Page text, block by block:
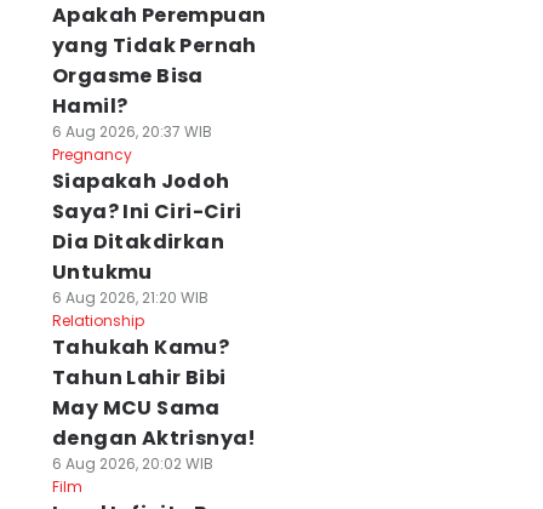
Apakah Perempuan
yang Tidak Pernah
Orgasme Bisa
Hamil?
6 Aug 2026, 20:37 WIB
Pregnancy
Siapakah Jodoh
Saya? Ini Ciri-Ciri
Dia Ditakdirkan
Untukmu
6 Aug 2026, 21:20 WIB
Relationship
Tahukah Kamu?
Tahun Lahir Bibi
May MCU Sama
dengan Aktrisnya!
6 Aug 2026, 20:02 WIB
Film